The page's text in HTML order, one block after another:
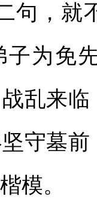
句，就
子为免
乱来
守墓
模。